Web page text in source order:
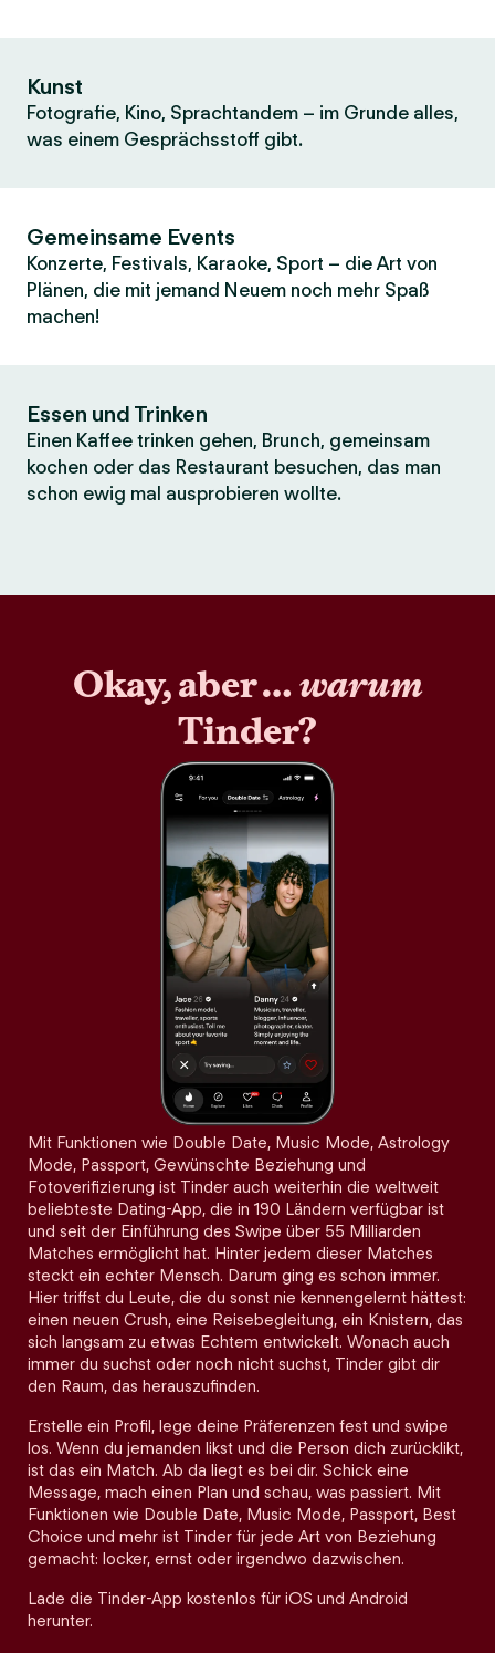
Kunst
Fotografie, Kino, Sprachtandem – im Grunde alles,
was einem Gesprächsstoff gibt.
Gemeinsame Events
Konzerte, Festivals, Karaoke, Sport – die Art von
Plänen, die mit jemand Neuem noch mehr Spaß
machen!
Essen und Trinken
Einen Kaffee trinken gehen, Brunch, gemeinsam
kochen oder das Restaurant besuchen, das man
schon ewig mal ausprobieren wollte.
Okay, aber …warum
Tinder?
Mit Funktionen wie Double Date, Music Mode, Astrology
Mode, Passport, Gewünschte Beziehung und
Fotoverifizierung ist Tinder auch weiterhin die weltweit
beliebteste Dating-App, die in 190 Ländern verfügbar ist
und seit der Einführung des Swipe über 55 Milliarden
Matches ermöglicht hat. Hinter jedem dieser Matches
steckt ein echter Mensch. Darum ging es schon immer.
Hier triffst du Leute, die du sonst nie kennengelernt hättest:
einen neuen Crush, eine Reisebegleitung, ein Knistern, das
sich langsam zu etwas Echtem entwickelt. Wonach auch
immer du suchst oder noch nicht suchst, Tinder gibt dir
den Raum, das herauszufinden.
Erstelle ein Profil, lege deine Präferenzen fest und swipe
los. Wenn du jemanden likst und die Person dich zurücklikt,
ist das ein Match. Ab da liegt es bei dir. Schick eine
Message, mach einen Plan und schau, was passiert. Mit
Funktionen wie Double Date, Music Mode, Passport, Best
Choice und mehr ist Tinder für jede Art von Beziehung
gemacht: locker, ernst oder irgendwo dazwischen.
Lade die Tinder-App kostenlos für iOS und Android
herunter.